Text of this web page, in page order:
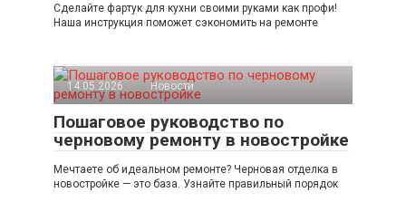
Сделайте фартук для кухни своими руками как профи!
Наша инструкция поможет сэкономить на ремонте
14.05.2026 Новости
Пошаговое руководство по
черновому ремонту в новостройке
Мечтаете об идеальном ремонте? Черновая отделка в
новостройке — это база. Узнайте правильный порядок